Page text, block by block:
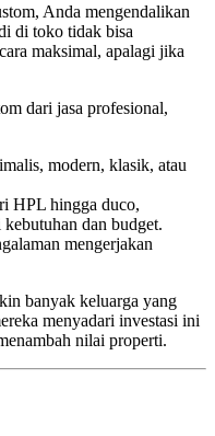
Anda mengendalikan
di toko tidak bisa
maksimal, apalagi jika
dari jasa profesional,
modern, klasik, atau
HPL hingga duco,
dan budget.
mengerjakan
banyak keluarga yang
menyadari investasi ini
nilai properti.